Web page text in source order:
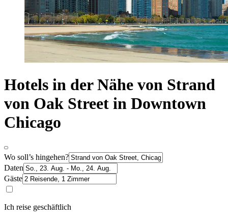
Hotels in der Nähe von Strand
von Oak Street in Downtown
Chicago
Wo soll’s hingehen?
Daten
Gäste
Ich reise geschäftlich